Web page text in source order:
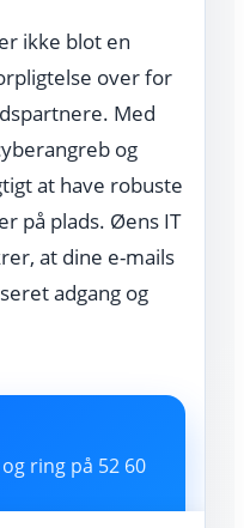
ikke blot en
over for
Med
og
at have robuste
på plads. Øens IT
at dine e-mails
adgang og
ring på 52 60